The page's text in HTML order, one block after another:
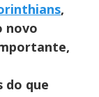
,
novo
do que